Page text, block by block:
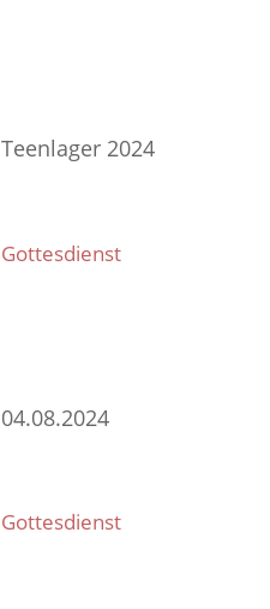
Teenlager 2024
Gottesdienst
04.08.2024
Gottesdienst